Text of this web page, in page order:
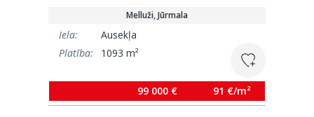
Melluži, Jūrmala
Iela:
Ausekļa
Platība:
1093 m²
99 000 € 91 €/m²